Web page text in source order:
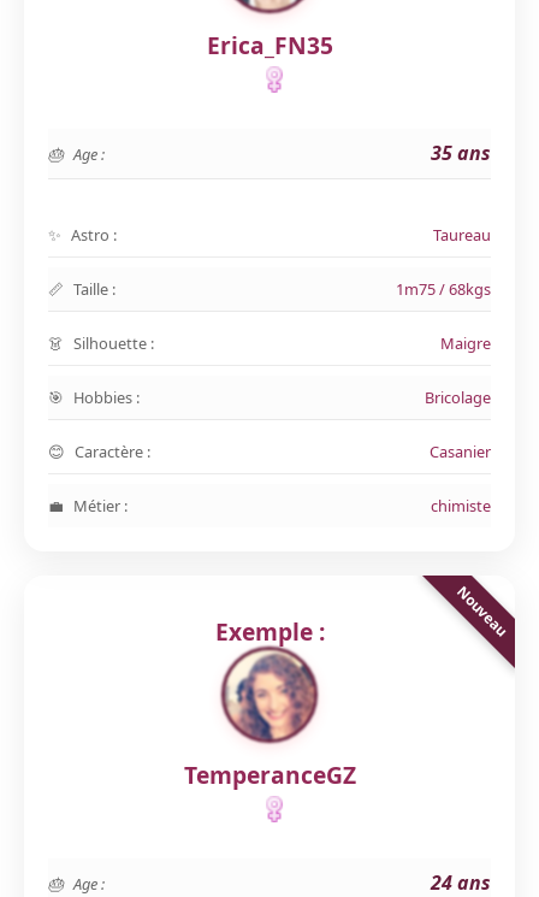
Erica_FN35
Age : 35 ans
Astro : Taureau
Taille : 1m75 / 68kgs
Silhouette : Maigre
Hobbies : Bricolage
Caractère : Casanier
Métier : chimiste
Exemple :
TemperanceGZ
Age : 24 ans